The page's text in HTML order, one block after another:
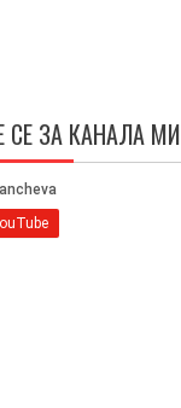
СЕ ЗА КАНАЛА МИ